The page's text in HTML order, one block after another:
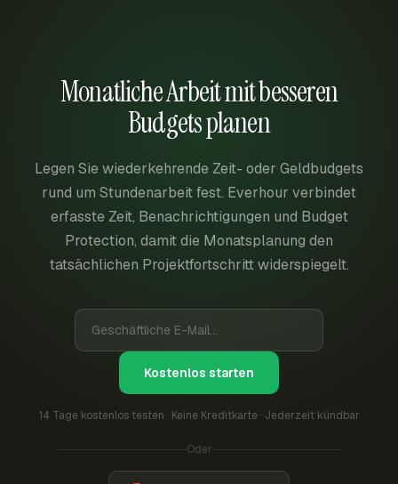
Monatliche Arbeit mit besseren
Budgets planen
Legen Sie wiederkehrende Zeit- oder Geldbudgets
rund um Stundenarbeit fest. Everhour verbindet
erfasste Zeit, Benachrichtigungen und Budget
Protection, damit die Monatsplanung den
tatsächlichen Projektfortschritt widerspiegelt.
Kostenlos starten
14 Tage kostenlos testen · Keine Kreditkarte · Jederzeit kündbar
Oder